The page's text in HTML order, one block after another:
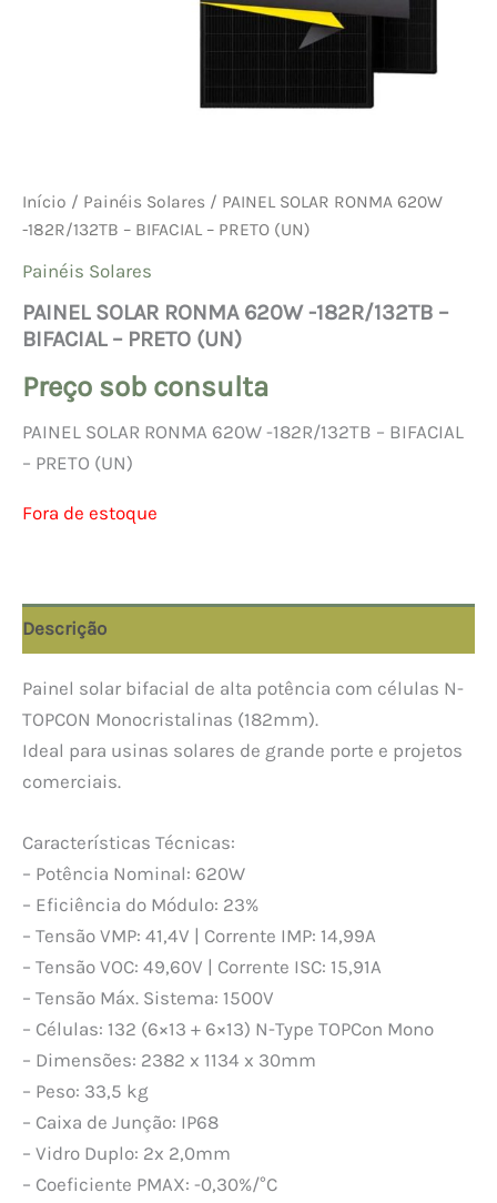
Início / Painéis Solares / PAINEL SOLAR RONMA 620W
-182R/132TB – BIFACIAL – PRETO (UN)
Painéis Solares
PAINEL SOLAR RONMA 620W -182R/132TB –
BIFACIAL – PRETO (UN)
Preço sob consulta
PAINEL SOLAR RONMA 620W -182R/132TB – BIFACIAL
– PRETO (UN)
Fora de estoque
Descrição
Painel solar bifacial de alta potência com células N-
TOPCON Monocristalinas (182mm).
Ideal para usinas solares de grande porte e projetos
comerciais.
Características Técnicas:
– Potência Nominal: 620W
– Eficiência do Módulo: 23%
– Tensão VMP: 41,4V | Corrente IMP: 14,99A
– Tensão VOC: 49,60V | Corrente ISC: 15,91A
– Tensão Máx. Sistema: 1500V
– Células: 132 (6×13 + 6×13) N-Type TOPCon Mono
– Dimensões: 2382 x 1134 x 30mm
– Peso: 33,5 kg
– Caixa de Junção: IP68
– Vidro Duplo: 2x 2,0mm
– Coeficiente PMAX: -0,30%/°C